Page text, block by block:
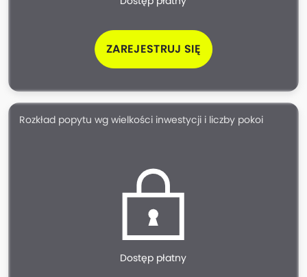
ZAREJESTRUJ SIĘ
Rozkład popytu wg wielkości inwestycji i liczby pokoi
Dostęp płatny